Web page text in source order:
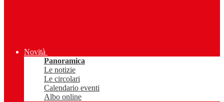
Novità
Panoramica
Le notizie
Le circolari
Calendario eventi
Albo online